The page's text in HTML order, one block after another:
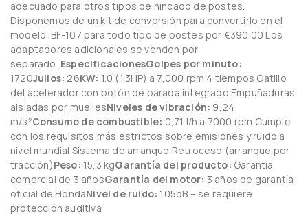
adecuado para otros tipos de hincado de postes.
Disponemos de un kit de conversión para convertirlo en el
modelo IBF-107 para todo tipo de postes por €390.00 Los
adaptadores adicionales se venden por
separado. EspecificacionesGolpes por minuto:
1720Julios: 26KW: 1.0 (1.3HP) a 7,000 rpm 4 tiempos Gatillo
del acelerador con botón de parada integrado Empuñaduras
aisladas por muellesNiveles de vibración: 9,24
m/s²Consumo de combustible: 0,71 l/h a 7000 rpm Cumple
con los requisitos más estrictos sobre emisiones y ruido a
nivel mundial Sistema de arranque Retroceso (arranque por
tracción)Peso: 15,3 kgGarantía del producto: Garantía
comercial de 3 añosGarantía del motor: 3 años de garantía
oficial de HondaNivel de ruido: 105dB – se requiere
protección auditiva